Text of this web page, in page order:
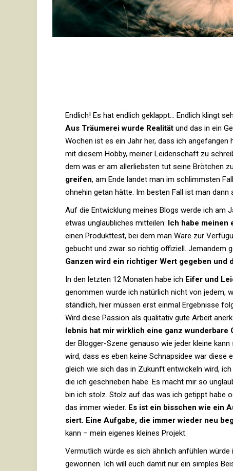
End­lich! Es hat end­lich geklappt… End­lich klingt
Aus Träu­merei wurde Rea­lität und das in ein
Wochen ist es ein Jahr her, dass ich
mit diesem Hobby, meiner Lei­den­schaft zu
dem was er am aller­liebsten tut seine Bröt­chen
greifen, am Ende landet man im schlimmsten
ohnehin getan hätte. Im besten Fall ist man
Auf die Ent­wick­lung meines Blogs werde ich am
etwas unglaub­li­ches mit­teilen: Ich habe meinen
einen Pro­dukt­test, bei dem man Ware zur
gebucht und zwar so richtig offi­ziell. Jemandem
Ganzen wird ein rich­tiger Wert gegeben
In den letzten 12 Monaten habe ich Eifer und
genommen wurde ich natür­lich nicht von jedem,
ständ­lich, hier müssen erst einmal Ergeb­nisse
Wird diese Pas­sion als qua­li­tativ gute Arbeit
lebnis hat mir wirk­lich eine ganz wun­der­bare
der Blogger-Szene genauso wie jeder kleine
wird, dass es eben keine Schnaps­idee war diese
gleich wie sich das in Zukunft ent­wi­ckeln wird,
die ich geschrieben habe. Es macht mir so
bin ich stolz. Stolz auf das was ich getippt habe
das immer wieder. Es ist ein biss­chen wie ein
siert. Eine Auf­gabe, die immer wieder neu
kann – mein eigenes kleines Projekt.
Ver­mut­lich würde es sich ähn­lich anfühlen
gewonnen. Ich will euch damit nur ein simples